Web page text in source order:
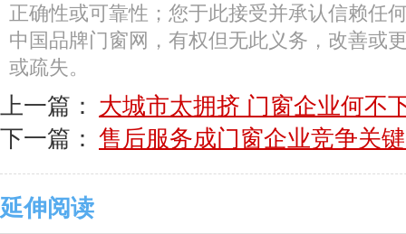
正确性或可靠性；您于此接受并承认信赖任
中国品牌门窗网，有权但无此义务，改善或
或疏失。
上一篇： 大城市太拥挤 门窗企业何不
下一篇： 售后服务成门窗企业竞争关
延伸阅读